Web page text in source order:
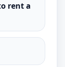
rent a